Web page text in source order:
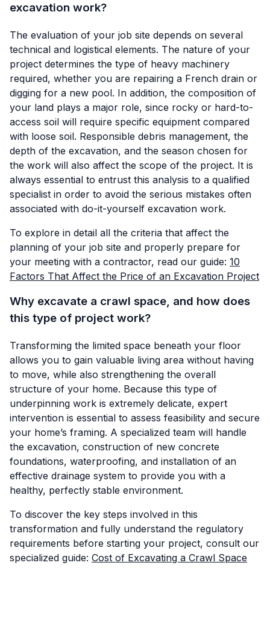
excavation work?
The evaluation of your job site depends on several
technical and logistical elements. The nature of your
project determines the type of heavy machinery
required, whether you are repairing a French drain or
digging for a new pool. In addition, the composition of
your land plays a major role, since rocky or hard-to-
access soil will require specific equipment compared
with loose soil. Responsible debris management, the
depth of the excavation, and the season chosen for
the work will also affect the scope of the project. It is
always essential to entrust this analysis to a qualified
specialist in order to avoid the serious mistakes often
associated with do-it-yourself excavation work.
To explore in detail all the criteria that affect the
planning of your job site and properly prepare for
your meeting with a contractor, read our guide: 10
Factors That Affect the Price of an Excavation Project
Why excavate a crawl space, and how does
this type of project work?
Transforming the limited space beneath your floor
allows you to gain valuable living area without having
to move, while also strengthening the overall
structure of your home. Because this type of
underpinning work is extremely delicate, expert
intervention is essential to assess feasibility and secure
your home’s framing. A specialized team will handle
the excavation, construction of new concrete
foundations, waterproofing, and installation of an
effective drainage system to provide you with a
healthy, perfectly stable environment.
To discover the key steps involved in this
transformation and fully understand the regulatory
requirements before starting your project, consult our
specialized guide: Cost of Excavating a Crawl Space